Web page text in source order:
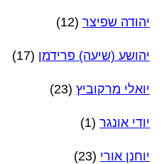
יהודה שפיצר (12)
יהושע (שיעה) פרידמן (17)
יואלי מרקוביץ (23)
יודי אונגר (1)
יוחנן אורי (23)